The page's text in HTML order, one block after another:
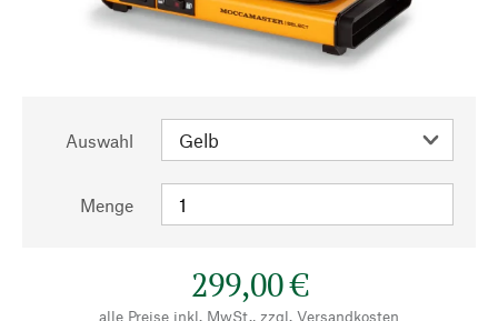
Auswahl
Menge
299,00 €
alle Preise inkl. MwSt., zzgl. Versandkosten